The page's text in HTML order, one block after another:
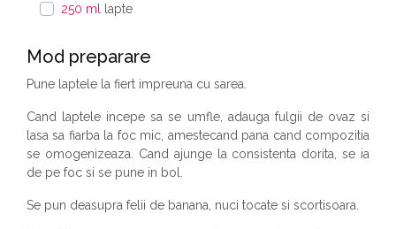
250 ml
lapte
Mod preparare
Pune laptele la fiert impreuna cu sarea.
Cand laptele incepe sa se umfle, adauga fulgii de ovaz si
lasa sa fiarba la foc mic, amestecand pana cand compozitia
se omogenizeaza. Cand ajunge la consistenta dorita, se ia
de pe foc si se pune in bol.
Se pun deasupra felii de banana, nuci tocate si scortisoara.